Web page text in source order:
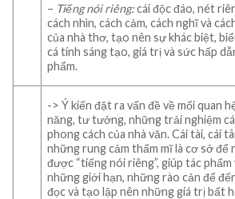
– Tiếng nói riêng:cái độc đáo, nét
cách nhìn, cách cảm, cách nghĩ và
của nhà thơ, tạo nên sự khác biệt,
cá tính sáng tạo, giá trị và sức hấp
phẩm.
-> Ý kiến đặt ra vấn đề về mối quan
năng, tư tưởng, những trải nghiệm cá
phong cách của nhà văn. Cái tài, cái
những rung cảm thẩm mĩ là cơ sở để
được “tiếng nói riêng”, giúp tác
những giới hạn, những rào cản để
đọc và tạo lập nên những giá trị bất